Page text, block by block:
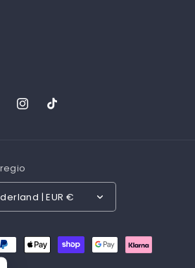
Instagram
TikTok
Nederland | EUR €